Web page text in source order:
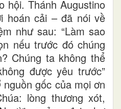
hội. Thánh Augustino
hoán cải – đã nói về
như sau: “Làm sao
nếu trước đó chúng
Chúng ta không thể
được yêu trước”
gốc của mọi ơn
lòng thương xót,